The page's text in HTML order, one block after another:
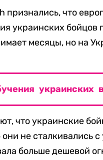
признались, что
украинских бойцов
месяцы, но на
украинских
что украинские
не сталкивались
больше дешевой